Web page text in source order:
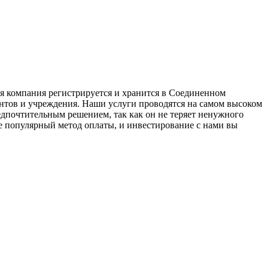
регистрируется и хранится в Соединенном
и учреждения. Наши услуги проводятся на самом высоком
решением, так как он не теряет ненужного
метод оплаты, и инвестирование с нами вы